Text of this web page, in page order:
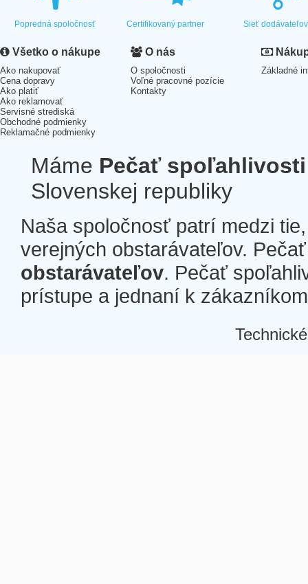
Popredná spoločnosť Certifikovaný partner Sieť dodávateľov
Všetko o nákupe
Ako nakupovať
Cena dopravy
Ako platiť
Ako reklamovať
Servisné strediská
Obchodné podmienky
Reklamačné podmienky
O nás
O spoločnosti
Voľné pracovné pozície
Kontakty
Základné
Máme Pečať spoľahlivosti
Slovenskej republiky
Naša spoločnosť patrí medzi
verejných obstarávateľov.
obstarávateľov. Pečať
prístupe a jednaní k